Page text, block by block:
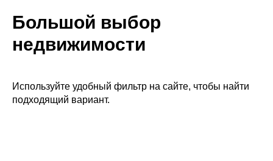
Большой выбор
недвижимости
Используйте удобный фильтр на сайте, чтобы найти
подходящий вариант.